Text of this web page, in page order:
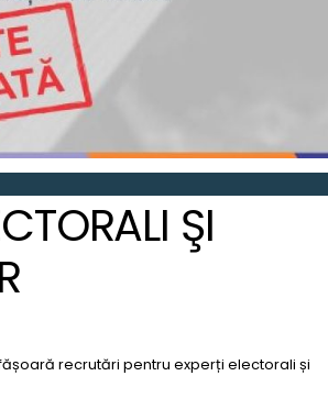
ŞI
recrutări pentru experți electorali și